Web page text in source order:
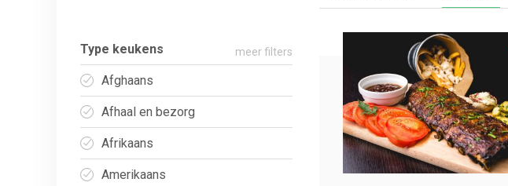
Type keukens meer filters
Afghaans
Afhaal en bezorg
Afrikaans
Amerikaans